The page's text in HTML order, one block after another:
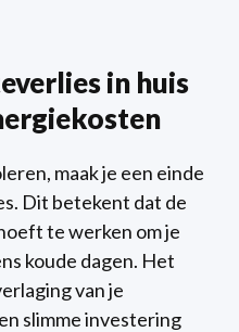
in huis
maak je een einde
Dit betekent dat de
te werken om je
koude dagen. Het
van je
slimme investering